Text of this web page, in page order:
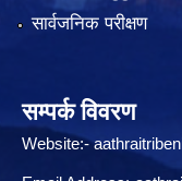
सार्वजनिक परीक्षण
सम्पर्क विवरण
Website:-